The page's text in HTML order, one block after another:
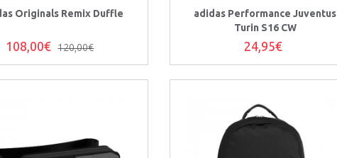
Originals Remix Duffle
108,00€ 120,00€
adidas Performance Juventus
Turin S16 CW
24,95€